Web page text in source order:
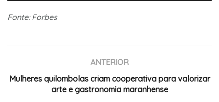
Fonte: Forbes
ANTERIOR
Mulheres quilombolas criam cooperativa para valorizar
arte e gastronomia maranhense